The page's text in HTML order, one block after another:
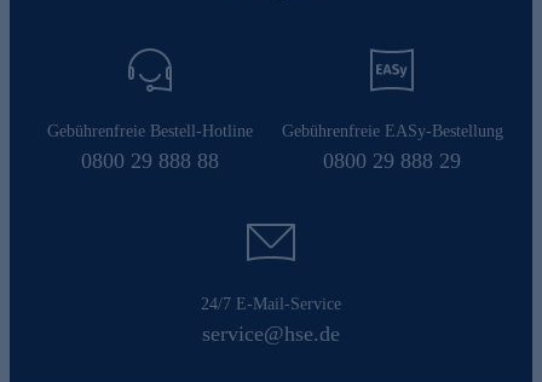
Gebührenfreie Bestell-Hotline
0800 29 888 88
Gebührenfreie EASy-Bestellung
0800 29 888 29
24/7 E-Mail-Service
service@hse.de